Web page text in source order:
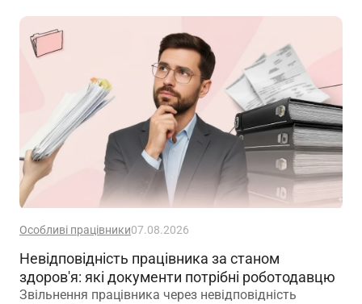
Особливі працівники07.08.2026
Невідповідність працівника за станом
здоров'я: які документи потрібні роботодавцю
Звільнення працівника через невідповідність